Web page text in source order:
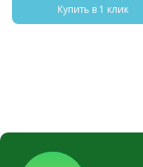
Купить в 1 клик